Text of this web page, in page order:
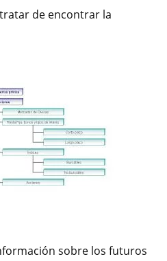
de encontrar la
sobre los futuros